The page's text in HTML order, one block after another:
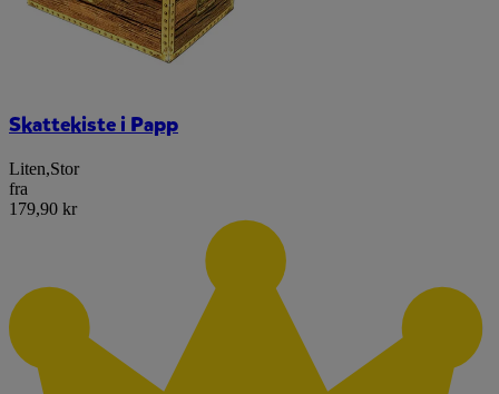
Skattekiste i Papp
Liten,Stor
fra
179,90 kr